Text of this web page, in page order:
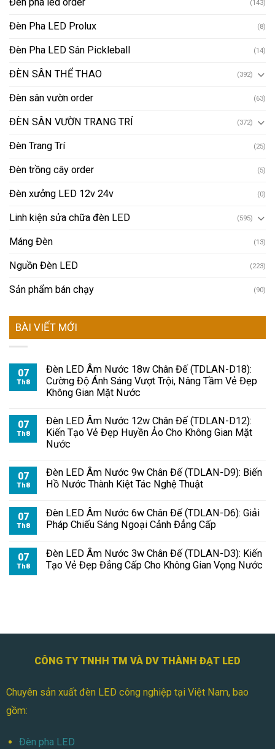
(143)
Đèn Pha LED Prolux (8)
Đèn Pha LED Sân Pickleball (14)
ĐÈN SÂN THỂ THAO (392)
Đèn sân vườn order (63)
ĐÈN SÂN VƯỜN TRANG TRÍ (372)
Đèn Trang Trí (25)
Đèn trồng cây order (5)
Đèn xưởng LED 12v 24v (0)
Linh kiện sửa chữa đèn LED (595)
Máng Đèn (13)
Nguồn Đèn LED (223)
Sản phẩm bán chạy (90)
BÀI VIẾT MỚI
07
Th8
Đèn LED Âm Nước 18w Chân Đế (TDLAN-D18):
Cường Độ Ánh Sáng Vượt Trội, Nâng Tầm Vẻ Đẹp
Không Gian Mặt Nước
07
Th8
Đèn LED Âm Nước 12w Chân Đế (TDLAN-D12):
Kiến Tạo Vẻ Đẹp Huyền Ảo Cho Không Gian Mặt
Nước
07
Th8
Đèn LED Âm Nước 9w Chân Đế (TDLAN-D9): Biến
Hồ Nước Thành Kiệt Tác Nghệ Thuật
07
Th8
Đèn LED Âm Nước 6w Chân Đế (TDLAN-D6): Giải
Pháp Chiếu Sáng Ngoại Cảnh Đẳng Cấp
07
Th8
Đèn LED Âm Nước 3w Chân Đế (TDLAN-D3): Kiến
Tạo Vẻ Đẹp Đẳng Cấp Cho Không Gian Vọng Nước
CÔNG TY TNHH TM VÀ DV THÀNH ĐẠT LED
Chuyên sản xuất đèn LED công nghiệp tại Việt Nam, bao
gồm:
Đèn pha LED